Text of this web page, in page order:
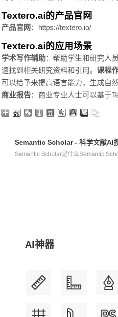
Textero.ai的产品官网
产品官网 ：https://textero.io/
Textero.ai的应用场景
学术写作辅助：帮助学生和研究人
速找到相关研究资料和引用。 课程
可以给予来提高语言能力，生成自
商业报告：商业专业人士可以基于
Semantic Scholar - 科学文献AI
Semantic Scholar是什么Semantic
AI神器